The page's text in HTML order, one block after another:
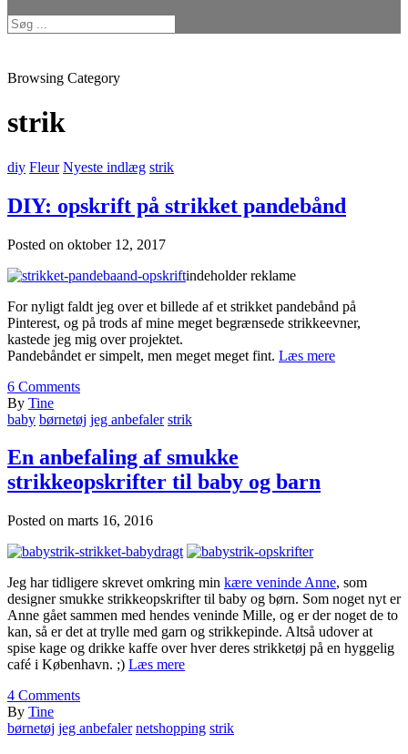
Browsing Category
strik
diy Fleur Nyeste indlæg strik
DIY: opskrift på strikket pandebånd
Posted on oktober 12, 2017
indeholder reklame
For nyligt faldt jeg over et billede af et strikket pandebånd på
Pinterest, og på trods af mine meget begrænsede strikkeevner,
kastede jeg mig over projektet.
Pandebåndet er simpelt, men meget meget fint. Læs mere
6 Comments
By Tine
baby børnetøj jeg anbefaler strik
En anbefaling af smukke
strikkeopskrifter til baby og barn
Posted on marts 16, 2016
Jeg har tidligere skrevet omkring min kære veninde Anne, som
designer smukke strikkeopskrifter til baby og børn. Som noget nyt er
Anne gået sammen med hendes veninde Mille, og er der noget de to
kan, så er det at trylle med garn og strikkepinde. Altså udover at
spise kage og drikke kaffe over hver deres strikketøj på en hyggelig
café i København. ;) Læs mere
4 Comments
By Tine
børnetøj jeg anbefaler netshopping strik